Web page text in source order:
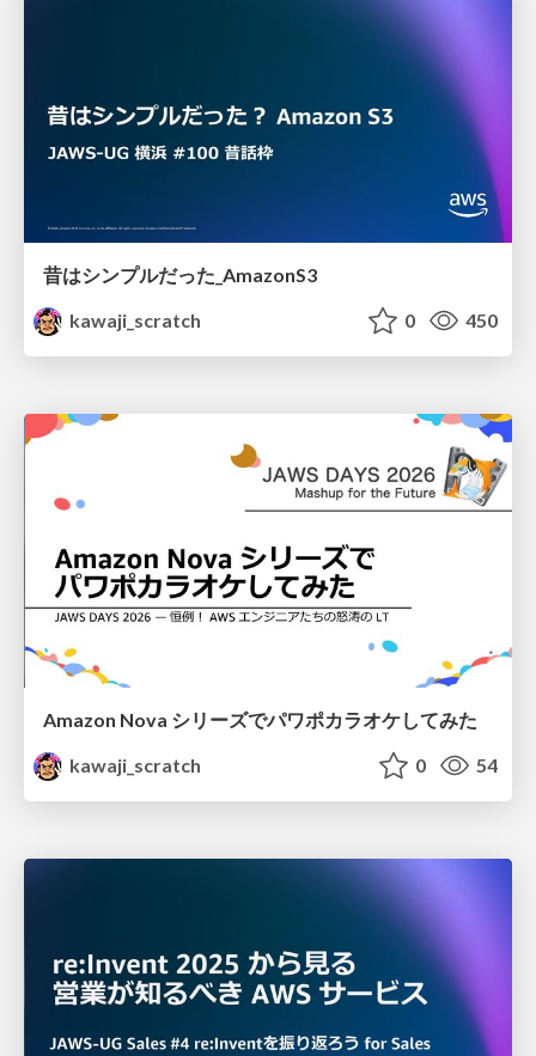
昔はシンプルだった_AmazonS3
kawaji_scratch
0 450
Amazon Nova シリーズでパワポカラオケしてみた
kawaji_scratch
0 54